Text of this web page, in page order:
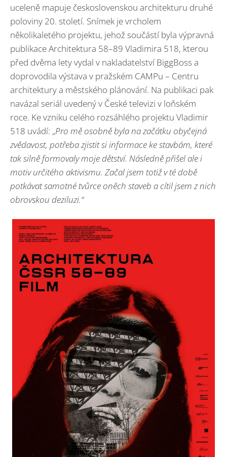
uceleně mapuje československou architekturu druhé
poloviny 20. století. Snímek je vrcholem
několikaletého projektu, jehož součástí byla výpravná
publikace Architektura 58–89 Vladimira 518, kterou
před dvěma lety vydal v nakladatelství BiggBoss a
doprovodila výstava v pražském CAMPu – Centru
architektury a městského plánování. Na publikaci pak
navázal seriál uvedený v České televizi v loňském
roce. Ke vzniku celého rozsáhlého projektu Vladimir
518 uvádí: „Pro mě osobně byla na začátku obyčejná
zvědavost, potřeba zjistit si informace ke stavbám, které
tak silně formovaly moje dětství. Následně přišel ale i
motiv určitého aktivismu. Začal jsem totiž v té době
potkávat samotné tvůrce oněch staveb a cítil jsem z nich
obrovskou deziluzi.“